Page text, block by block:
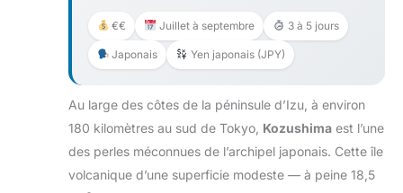
€€ Juillet à septembre 3 à 5 jours
Japonais Yen japonais (JPY)
Au large des côtes de la péninsule d’Izu, à environ
180 kilomètres au sud de Tokyo, Kozushima est l’une
des perles méconnues de l’archipel japonais. Cette île
volcanique d’une superficie modeste — à peine 18,5